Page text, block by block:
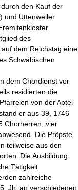
den Kauf der
und Uttenweiler
des
dem Reichstag eine
Schwäbischen
dem Chordienst vor
residierten die
von der Abtei
er aus 39, 1746
Chorherren, vier
Die Pröpste
teilweise aus den
Die Ausbildung
Tätigkeit
zahlreiche
Jh. an verschiedenen